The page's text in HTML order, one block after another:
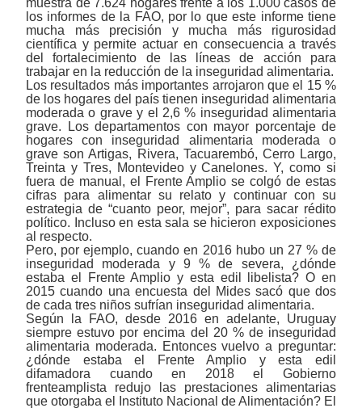
muestra de 7.624 hogares frente a los 1.000 casos de
los informes de la FAO, por lo que este informe tiene
mucha más precisión y mucha más rigurosidad
científica y permite actuar en consecuencia a través
del fortalecimiento de las líneas de acción para
trabajar en la reducción de la inseguridad alimentaria.
Los resultados más importantes arrojaron que el 15 %
de los hogares del país tienen inseguridad alimentaria
moderada o grave y el 2,6 % inseguridad alimentaria
grave. Los departamentos con mayor porcentaje de
hogares con inseguridad alimentaria moderada o
grave son Artigas, Rivera, Tacuarembó, Cerro Largo,
Treinta y Tres, Montevideo y Canelones. Y, como si
fuera de manual, el Frente Amplio se colgó de estas
cifras para alimentar su relato y continuar con su
estrategia de “cuanto peor, mejor”, para sacar rédito
político. Incluso en esta sala se hicieron exposiciones
al respecto.
Pero, por ejemplo, cuando en 2016 hubo un 27 % de
inseguridad moderada y 9 % de severa, ¿dónde
estaba el Frente Amplio y esta edil libelista? O en
2015 cuando una encuesta del Mides sacó que dos
de cada tres niños sufrían inseguridad alimentaria.
Según la FAO, desde 2016 en adelante, Uruguay
siempre estuvo por encima del 20 % de inseguridad
alimentaria moderada. Entonces vuelvo a preguntar:
¿dónde estaba el Frente Amplio y esta edil
difamadora cuando en 2018 el Gobierno
frenteamplista redujo las prestaciones alimentarias
que otorgaba el Instituto Nacional de Alimentación? El